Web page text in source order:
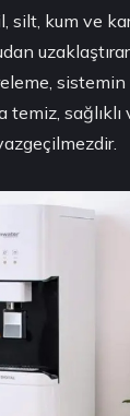
silt, kum ve
temiz, sağlıklı